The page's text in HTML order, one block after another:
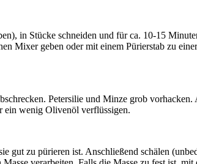
in Stücke schneiden und für ca. 10-15
Mixer geben oder mit einem Pürierstab zu
Petersilie und Minze grob
ein wenig Olivenöl verflüssigen.
gut zu pürieren ist. Anschließend schälen